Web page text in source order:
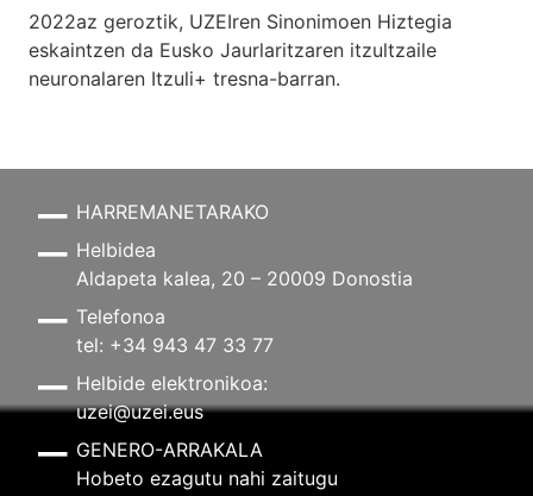
2022az geroztik, UZEIren Sinonimoen Hiztegia
eskaintzen da Eusko Jaurlaritzaren itzultzaile
neuronalaren Itzuli+ tresna-barran.
HARREMANETARAKO
Helbidea
Aldapeta kalea, 20 – 20009 Donostia
Telefonoa
tel: +34 943 47 33 77
Helbide elektronikoa:
uzei@uzei.eus
GENERO-ARRAKALA
Hobeto ezagutu nahi zaitugu